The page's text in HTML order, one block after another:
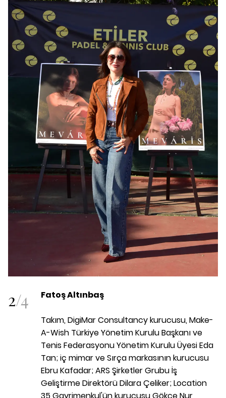
2/4 Fatoş Altınbaş
Takım, DigiMar Consultancy kurucusu, Make-
A-Wish Türkiye Yönetim Kurulu Başkanı ve
Tenis Federasyonu Yönetim Kurulu Üyesi Eda
Tan; iç mimar ve Sırça markasının kurucusu
Ebru Kafadar; ARS Şirketler Grubu İş
Geliştirme Direktörü Dilara Çeliker; Location
35 Gayrimenkul'ün kurucusu Gökçe Nur